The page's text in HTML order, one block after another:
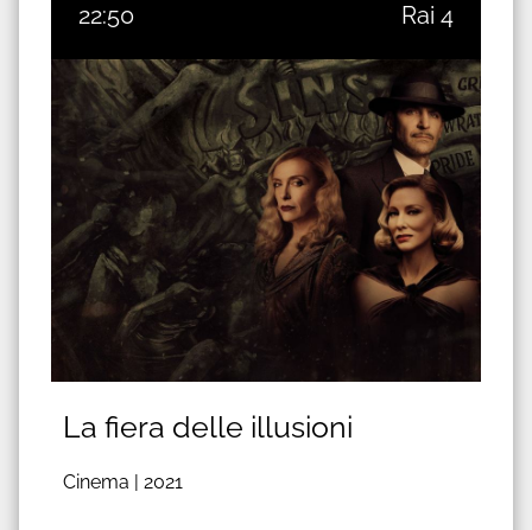
22:50 Rai 4
La fiera delle illusioni
Cinema | 2021